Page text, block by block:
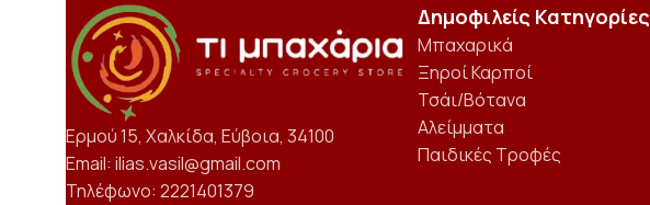
Ερμού 15, Χαλκίδα, Εύβοια, 34100
Email: ilias.vasil@gmail.com
Τηλέφωνο: 2221401379
Δημοφιλείς Κατηγορίες
Μπαχαρικά
Ξηροί Καρποί
Τσάι/Βότανα
Αλείμματα
Παιδικές Τροφές